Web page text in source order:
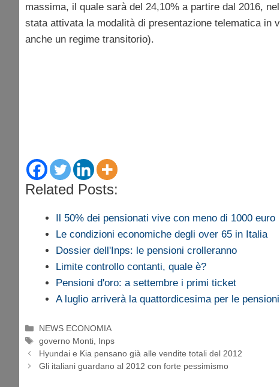
massima, il quale sarà del 24,10% a partire dal 2016,
stata attivata la modalità di presentazione telematica in
anche un regime transitorio).
Related Posts:
Il 50% dei pensionati vive con meno di 1000 euro
Le condizioni economiche degli over 65 in Italia
Dossier dell'Inps: le pensioni crolleranno
Limite controllo contanti, quale è?
Pensioni d'oro: a settembre i primi ticket
A luglio arriverà la quattordicesima per le
Categorie
NEWS ECONOMIA
Tag
governo Monti Inps
Hyundai e Kia pensano già alle vendite totali del 2012
Gli italiani guardano al 2012 con forte pessimismo